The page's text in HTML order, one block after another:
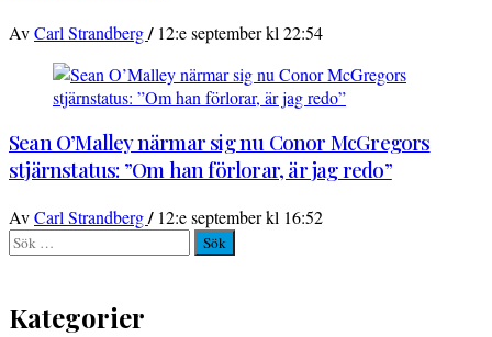
AvCarl Strandberg/ 12:e september kl 22:54
Sean O’Malley närmar sig nu Conor McGregors
stjärnstatus: ”Om han förlorar, är jag redo”
AvCarl Strandberg/ 12:e september kl 16:52
Sök
efter:
Kategorier